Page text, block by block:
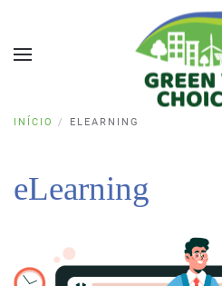
INÍCIO ELEARNING
eLearning